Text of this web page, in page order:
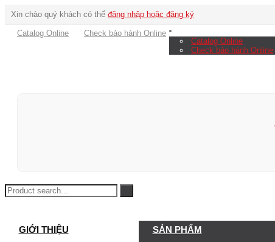
Xin chào quý khách có thể đăng nhập hoặc đăng ký
Catalog Online
Check bảo hành Online
Catalog Online
Check bảo hành Online
GIỚI THIỆU
SẢN PHẨM